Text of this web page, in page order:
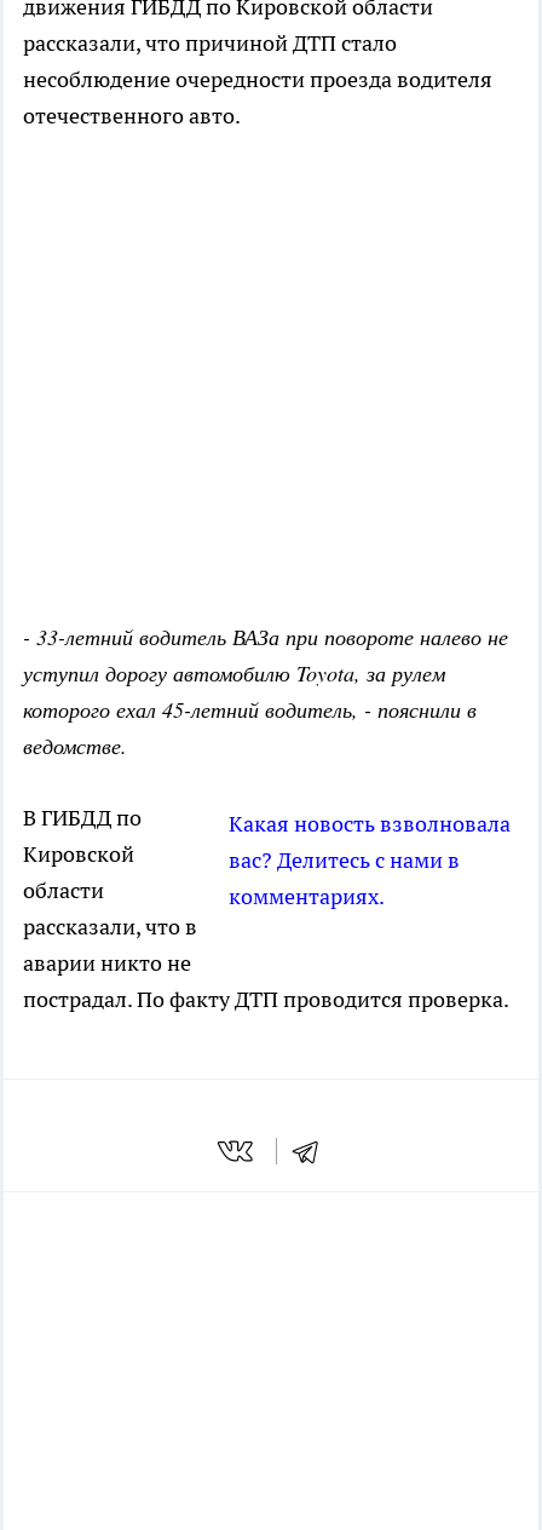
движения ГИБДД по Кировской области
рассказали, что причиной ДТП стало
несоблюдение очередности проезда водителя
отечественного авто.
- 33-летний водитель ВАЗа при повороте налево не
уступил дорогу автомобилю Toyota, за рулем
которого ехал 45-летний водитель, - пояснили в
ведомстве.
Какая новость взволновала
вас? Делитесь с нами в
комментариях.
В ГИБДД по
Кировской
области
рассказали, что в
аварии никто не
пострадал. По факту ДТП проводится проверка.